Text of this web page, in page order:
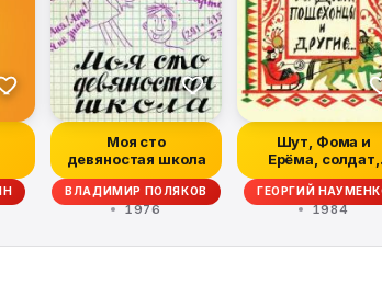
Моя сто
девяностая школа
ВЛАДИМИР ПОЛЯКОВ
1976
Шут, Фома и
Ерёма, солдат,
пошехонцы и
другие…
ГЕОРГИЙ
1984